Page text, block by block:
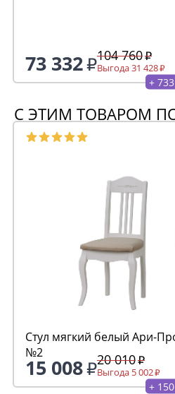
73 332 104 760
Выгода 31 428
+
С ЭТИМ ТОВАРОМ
Стул мягкий белый Ари-
№2
15 008 20 010
Выгода 5 002
+